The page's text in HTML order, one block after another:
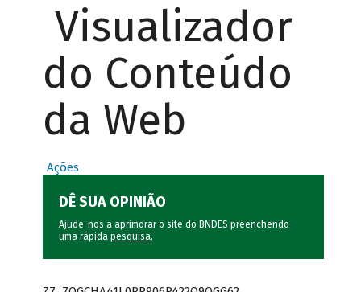
Visualizador
do Conteúdo
da Web
Ações
DÊ SUA OPINIÃO
Ajude-nos a aprimorar o site do BNDES preenchendo
uma rápida pesquisa.